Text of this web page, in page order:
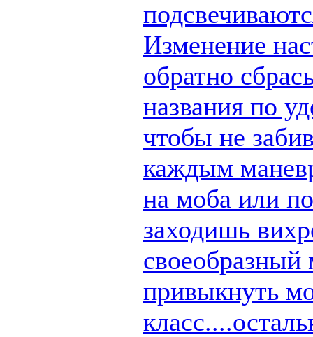
Изменение
обратно
названия по
чтобы не
каждым
на моба или
заходишь
своеобразный
привыкнуть